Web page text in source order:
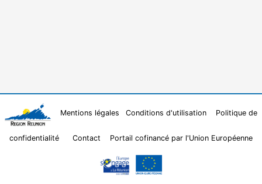
Mentions légales Conditions d'utilisation Politique de
confidentialité Contact Portail cofinancé par l'Union Européenne